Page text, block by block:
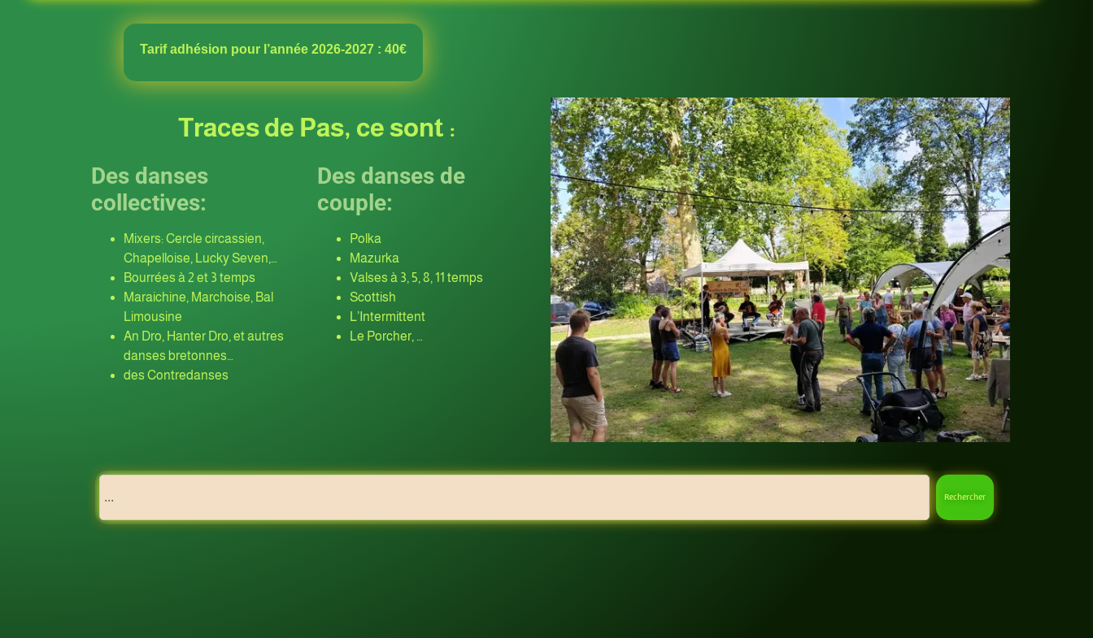
Tarif adhésion pour l’année 2026-2027 : 40€
Traces de Pas, ce sont :
Des danses
collectives:
Mixers: Cercle circassien,
Chapelloise, Lucky Seven,…
Bourrées à 2 et 3 temps
Maraichine, Marchoise, Bal
Limousine
An Dro, Hanter Dro, et autres
danses bretonnes…
des Contredanses
Des danses de
couple:
Polka
Mazurka
Valses à 3, 5, 8, 11 temps
Scottish
L’Intermittent
Le Porcher, …
Rechercher